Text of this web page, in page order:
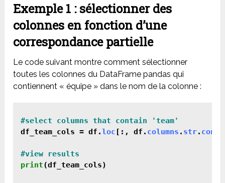
Exemple 1 : sélectionner des
colonnes en fonction d’une
correspondance partielle
Le code suivant montre comment sélectionner
toutes les colonnes du DataFrame pandas qui
contiennent « équipe » dans le nom de la colonne :
#select columns that contain 'team'
df_team_cols = df.loc [:, df. columns . str.
print(df_team_cols)